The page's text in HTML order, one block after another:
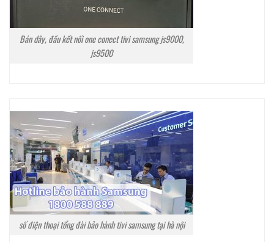
Bán dây, đầu kết nối one conect tivi samsung js9000,
js9500
số điện thoại tổng đài bảo hành tivi samsung tại hà nội